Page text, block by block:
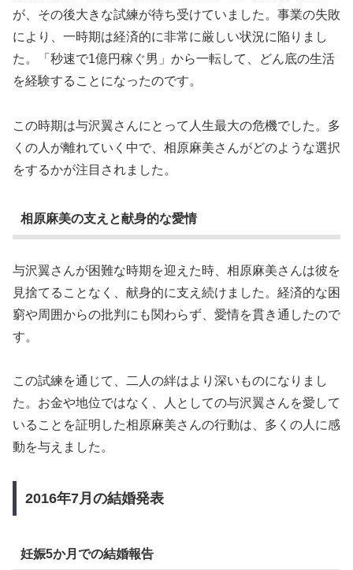
が、その後大きな試練が待ち受けていました。事業の失敗
により、一時期は経済的に非常に厳しい状況に陥りまし
た。「秒速で1億円稼ぐ男」から一転して、どん底の生活
を経験することになったのです。
この時期は与沢翼さんにとって人生最大の危機でした。多
くの人が離れていく中で、相原麻美さんがどのような選択
をするかが注目されました。
相原麻美の支えと献身的な愛情
与沢翼さんが困難な時期を迎えた時、相原麻美さんは彼を
見捨てることなく、献身的に支え続けました。経済的な困
窮や周囲からの批判にも関わらず、愛情を貫き通したので
す。
この試練を通じて、二人の絆はより深いものになりまし
た。お金や地位ではなく、人としての与沢翼さんを愛して
いることを証明した相原麻美さんの行動は、多くの人に感
動を与えました。
2016年7月の結婚発表
妊娠5か月での結婚報告